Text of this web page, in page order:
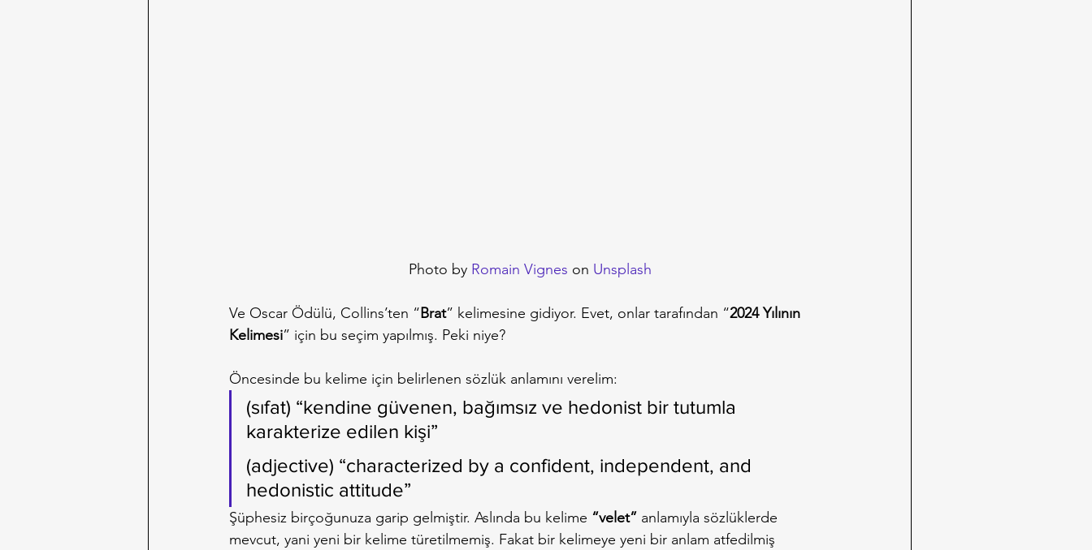
Photo by Romain Vignes on Unsplash
Ve Oscar Ödülü, Collins’ten “Brat” kelimesine gidiyor. Evet, onlar tarafından “2024 Yılının
Kelimesi” için bu seçim yapılmış. Peki niye?
Öncesinde bu kelime için belirlenen sözlük anlamını verelim:
(sıfat) “kendine güvenen, bağımsız ve hedonist bir tutumla
karakterize edilen kişi”
(adjective) “characterized by a confident, independent, and
hedonistic attitude”
Şüphesiz birçoğunuza garip gelmiştir. Aslında bu kelime “velet” anlamıyla sözlüklerde
mevcut, yani yeni bir kelime türetilmemiş. Fakat bir kelimeye yeni bir anlam atfedilmiş